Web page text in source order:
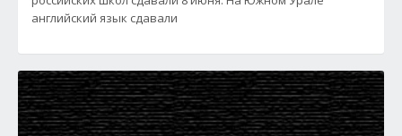
английский язык сдавали